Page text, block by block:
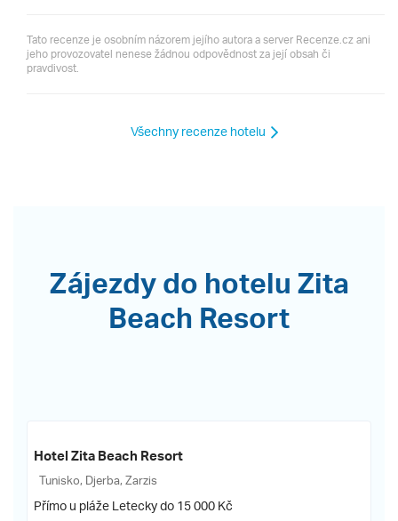
Tato recenze je osobním názorem jejího autora a server Recenze.cz ani
jeho provozovatel nenese žádnou odpovědnost za její obsah či
pravdivost.
Všechny recenze hotelu
Zájezdy do hotelu Zita
Beach Resort
Hotel Zita Beach Resort
Tunisko, Djerba, Zarzis
Přímo u pláže Letecky do 15 000 Kč